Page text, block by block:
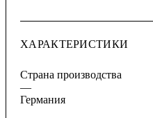
ХАРАКТЕРИСТИКИ
Страна производства
—
Германия